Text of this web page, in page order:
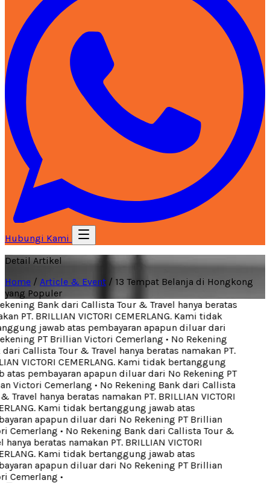
Hubungi Kami
Detail Artikel
Home / Article & Event / 13 Tempat Belanja di Hongkong
yang Populer
Bank dari Callista Tour & Travel hanya beratas
PT. BRILLIAN VICTORI CEMERLANG. Kami tidak
jawab atas pembayaran apapun diluar dari
PT Brillian Victori Cemerlang• No Rekening
Callista Tour & Travel hanya beratas namakan PT.
VICTORI CEMERLANG. Kami tidak bertanggung
pembayaran apapun diluar dari No Rekening PT
Victori Cemerlang• No Rekening Bank dari Callista
Travel hanya beratas namakan PT. BRILLIAN VICTORI
Kami tidak bertanggung jawab atas
apapun diluar dari No Rekening PT Brillian
Cemerlang• No Rekening Bank dari Callista Tour &
beratas namakan PT. BRILLIAN VICTORI
Kami tidak bertanggung jawab atas
apapun diluar dari No Rekening PT Brillian
Cemerlang•